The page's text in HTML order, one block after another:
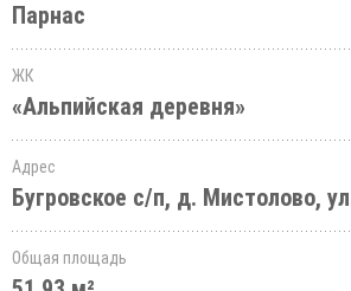
Парнас
ЖК
«Альпийская деревня»
Адрес
Бугровское с/п, д. Мистолово,
Общая площадь